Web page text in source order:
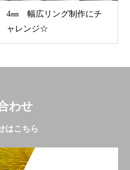
4㎜ 幅広リング制作にチ
ャレンジ☆
わせ
はこちら